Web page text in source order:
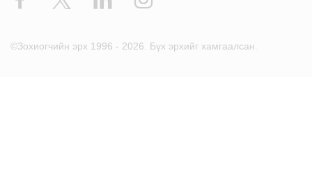
©Зохиогчийн эрх 1996 - 2026. Бүх эрхийг хамгаалсан.